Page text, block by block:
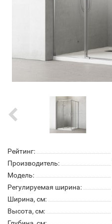
Рейтинг:
Производитель:
Модель:
Регулируемая ширина:
Ширина, см:
Высота, см: